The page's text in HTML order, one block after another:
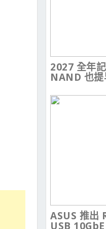
2027 全年
NAND 也提
ASUS 推出
USB